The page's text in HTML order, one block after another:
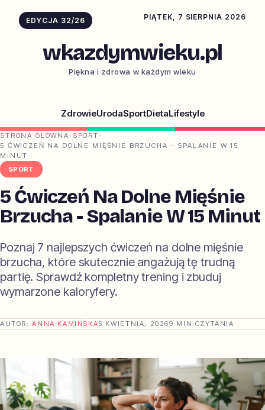
EDYCJA 32/26 PIĄTEK, 7 SIERPNIA 2026
wkazdymwieku.pl
Piękna i zdrowa w każdym wieku
ZdrowieUrodaSportDietaLifestyle
STRONA GŁÓWNA › SPORT ›
5 ĆWICZEŃ NA DOLNE MIĘŚNIE BRZUCHA - SPALANIE W 15
MINUT
SPORT
5 Ćwiczeń Na Dolne Mięśnie
Brzucha - Spalanie W 15 Minut
Poznaj 7 najlepszych ćwiczeń na dolne mięśnie
brzucha, które skutecznie angażują tę trudną
partię. Sprawdź kompletny trening i zbuduj
wymarzone kaloryfery.
AUTOR:ANNA KAMIŃSKA5 KWIETNIA, 20269 MIN CZYTANIA